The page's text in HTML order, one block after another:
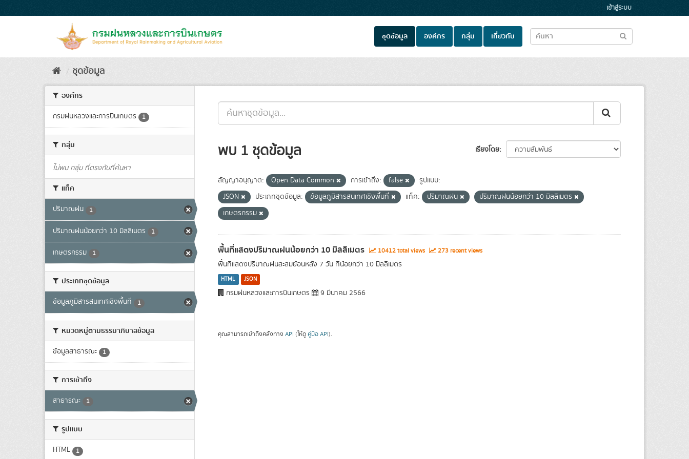
to
เข้าสู่ระบบ
ชุดข้อมูล องค์กร กลุ่ม เกี่ยวกับ
ชุดข้อมูล
องค์กร
กรมฝนหลวงและการบินเกษตร 1
กลุ่ม
ไม่พบ กลุ่ม ที่ตรงกับที่ค้นหา
แท็ค
ปริมาณฝน 1
ปริมาณฝนน้อยกว่า 10 มิลลิเมตร 1
เกษตรกรรม 1
ประเภทชุดข้อมูล
ข้อมูลภูมิสารสนเทศเชิงพื้นที่ 1
หมวดหมู่ตามธรรมาภิบาลข้อมูล
ข้อมูลสาธารณะ 1
การเข้าถึง
สาธารณะ 1
รูปแบบ
HTML 1
เรียงโดย
พบ 1 ชุดข้อมูล
สัญญาอนุญาต: Open Data Common การเข้าถึง: false
รูปแบบ:
JSON
ประเภทชุดข้อมูล: ข้อมูลภูมิสารสนเทศเชิงพื้นที่ แท็ค: ปริมาณฝน
ปริมาณฝนน้อยกว่า 10 มิลลิเมตร
เกษตรกรรม
พื้นที่แสดงปริมาณฝนน้อยกว่า 10 มิลลิเมตร 10412 total views 273 recent views
พื้นที่แสดงปริมาณฝนสะสมย้อนหลัง 7 วัน ที่น้อยกว่า 10 มิลลิเมตร
HTML JSON
กรมฝนหลวงและการบินเกษตร 9 มีนาคม 2566
คุณสามารถเข้าถึงคลังทาง API (ให้ดู คู่มือ API).